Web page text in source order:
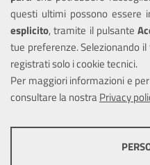
questi ultimi possono essere
esplicito, tramite il pulsante
tue preferenze. Selezionando
registrati solo i cookie tecnici.
Per maggiori informazioni e
consultare la nostraPrivacy
Informativa privacy
Note legali
Piano di miglioramento del
Dichiarazione di accessibilità